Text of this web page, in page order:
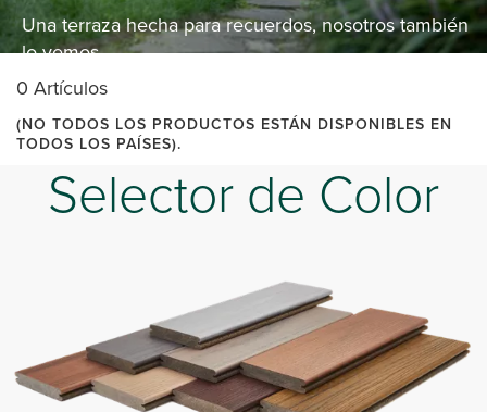
Una terraza hecha para recuerdos, nosotros también
lo vemos.
0 Artículos
(NO TODOS LOS PRODUCTOS ESTÁN DISPONIBLES EN
TODOS LOS PAÍSES).
Selector de Color